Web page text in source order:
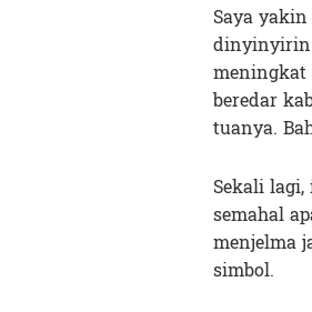
Saya
beredar
tuanya.
Sekali
semahal
menjelma
simbol.